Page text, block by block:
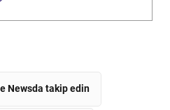
Newsda takip edin